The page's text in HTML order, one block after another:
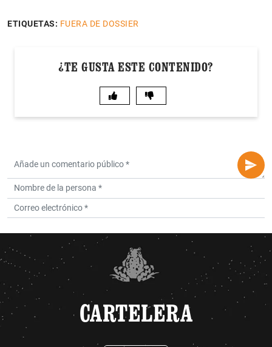
ETIQUETAS: FUERA DE DOSSIER
¿TE GUSTA ESTE CONTENIDO?
CARTELERA